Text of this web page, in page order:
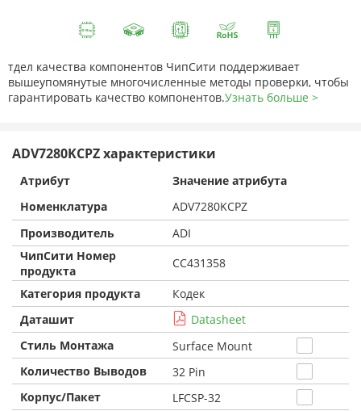
тдел качества компонентов ЧипСити поддерживает
вышеупомянутые многочисленные методы проверки, чтобы
гарантировать качество компонентов.Узнать больше >
ADV7280KCPZ характеристики
Атрибут
Значение атрибута
Номенклатура
ADV7280KCPZ
Производитель
ADI
ЧипСити Номер
продукта
CC431358
Категория продукта
Кодек
Даташит
Datasheet
Стиль Монтажа
Surface Mount
Количество Выводов
32 Pin
Корпус/Пакет
LFCSP-32